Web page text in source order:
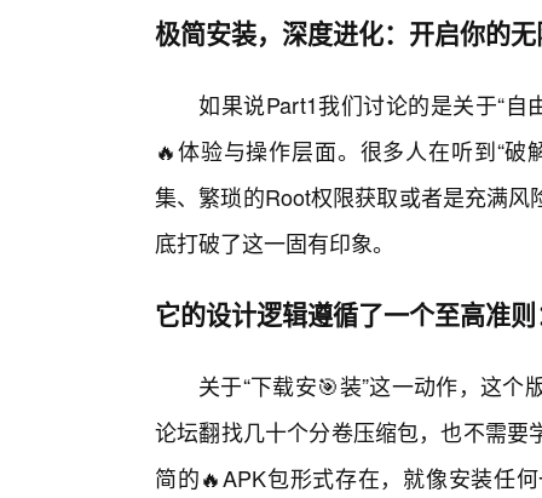
极简安装，深度进化：开启你的
如果说Part1我们讨论的是关于“自
🔥体验与操作层面。很多人在听到“
集、繁琐的Root权限获取或者是充满
底打破了这一固有印象。
它的设计逻辑遵循了一个至高准
关于“下载安🎯装”这一动作，这
论坛翻找几十个分卷压缩包，也不需
简的🔥APK包形式存在，就像安装任